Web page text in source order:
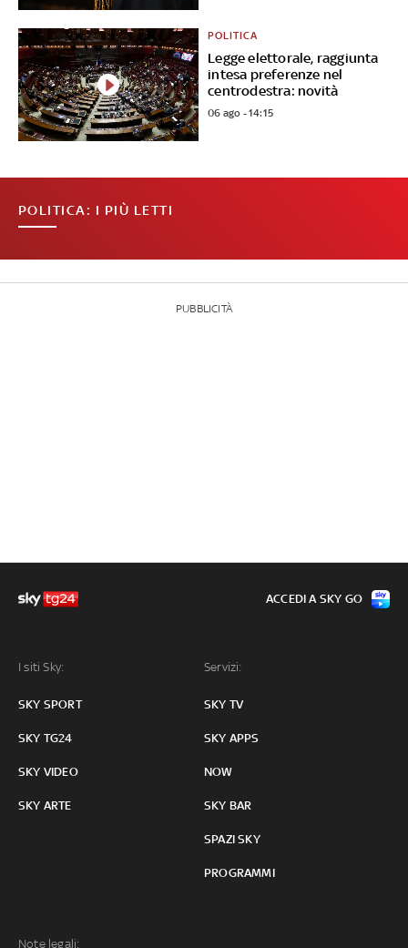
Legge elettorale, raggiunta
intesa preferenze nel
centrodestra: novità
POLITICA
06 ago - 14:15
POLITICA: I PIÙ LETTI
PUBBLICITÀ
I siti Sky:
SKY SPORT
SKY TG24
SKY VIDEO
SKY ARTE
Servizi:
SKY TV
SKY APPS
NOW
SKY BAR
SPAZI SKY
PROGRAMMI
Note legali:
ACCEDI A SKY GO